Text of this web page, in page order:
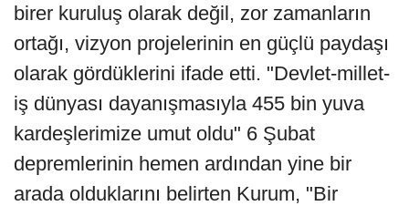
birer kuruluş olarak değil, zor zamanların
ortağı, vizyon projelerinin en güçlü paydaşı
olarak gördüklerini ifade etti. "Devlet-millet-
iş dünyası dayanışmasıyla 455 bin yuva
kardeşlerimize umut oldu" 6 Şubat
depremlerinin hemen ardından yine bir
arada olduklarını belirten Kurum, "Bir